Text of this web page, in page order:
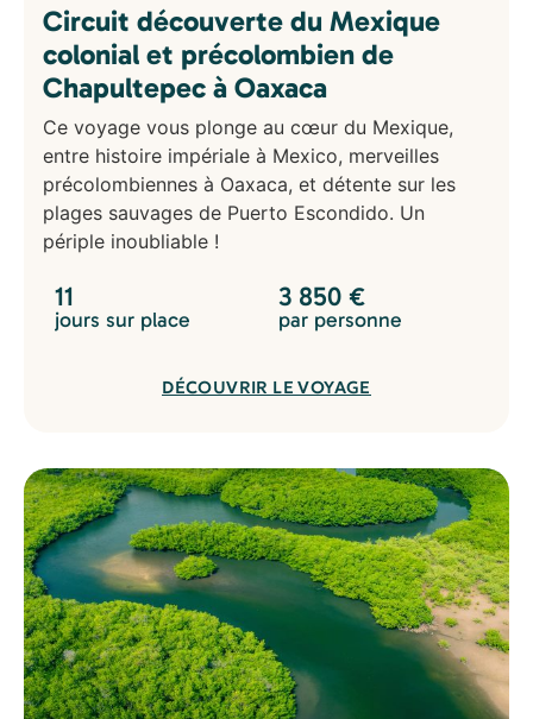
Circuit découverte du Mexique
colonial et précolombien de
Chapultepec à Oaxaca
Ce voyage vous plonge au cœur du Mexique,
entre histoire impériale à Mexico, merveilles
précolombiennes à Oaxaca, et détente sur les
plages sauvages de Puerto Escondido. Un
périple inoubliable !
11
jours sur place
3 850 €
par personne
DÉCOUVRIR LE VOYAGE